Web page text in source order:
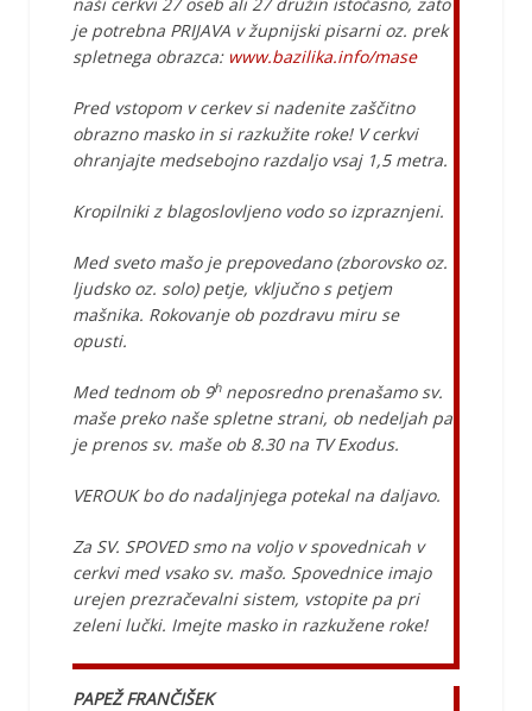
je potrebna PRIJAVA v župnijski pisarni oz. prek
spletnega obrazca: www.bazilika.info/mase
Pred vstopom v cerkev si nadenite zaščitno
obrazno masko in si razkužite roke! V cerkvi
ohranjajte medsebojno razdaljo vsaj 1,5 metra.
Kropilniki z blagoslovljeno vodo so izpraznjeni.
Med sveto mašo je prepovedano (zborovsko oz.
ljudsko oz. solo) petje, vključno s petjem
mašnika. Rokovanje ob pozdravu miru se
opusti.
Med tednom ob 9hneposredno prenašamo sv.
maše preko naše spletne strani, ob nedeljah pa
je prenos sv. maše ob 8.30 na TV Exodus.
VEROUK bo do nadaljnjega potekal na daljavo.
Za SV. SPOVED smo na voljo v spovednicah v
cerkvi med vsako sv. mašo. Spovednice imajo
urejen prezračevalni sistem, vstopite pa pri
zeleni lučki. Imejte masko in razkužene roke!
PAPEŽ FRANČIŠEK